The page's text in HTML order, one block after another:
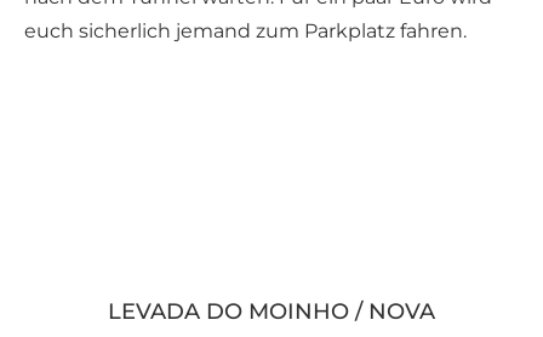
euch sicherlich jemand zum Parkplatz fahren.
LEVADA DO MOINHO / NOVA